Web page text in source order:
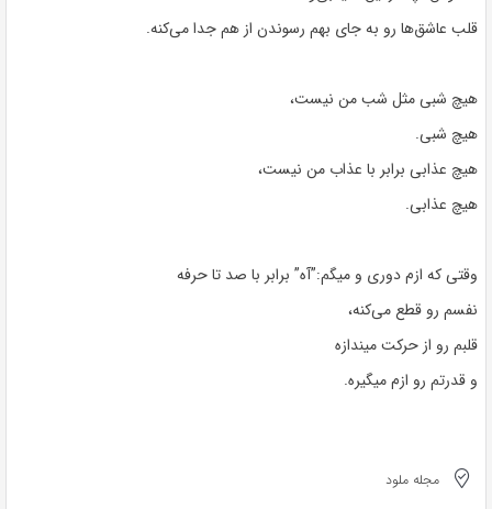
قلب عاشق‌ها رو به جای بهم رسوندن از هم جدا می‌کنه.
هیچ شبی مثل شب من نیست،
هیچ شبی.
هیچ عذابی برابر با عذاب من نیست،
هیچ عذابی.
وقتی که ازم دوری و میگم:”آه” برابر با صد تا حرفه
نفسم رو قطع می‌کنه،
قلبم رو از حرکت میندازه
و قدرتم رو ازم میگیره.
مجله ملود